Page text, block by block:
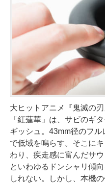
大ヒットアニメ『鬼滅の
「紅蓮華」は、サビのギ
ギッシュ。43mm径のフ
で低域を鳴らす。そこに
わり、疾走感に富んだサ
といわゆるドンシャリ傾
しれない。しかし、本機